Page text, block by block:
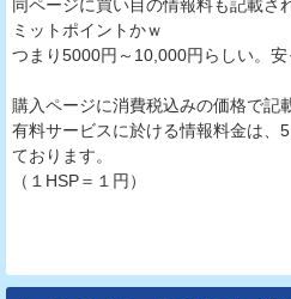
同ページに買い目の情報料も記載
ミットポイントかｗ
つまり5000円～10,000円らしい。安
購入ページに消費税込みの価格で記
有料サービスに於ける情報料金は、
ております。
（１HSP＝１円）